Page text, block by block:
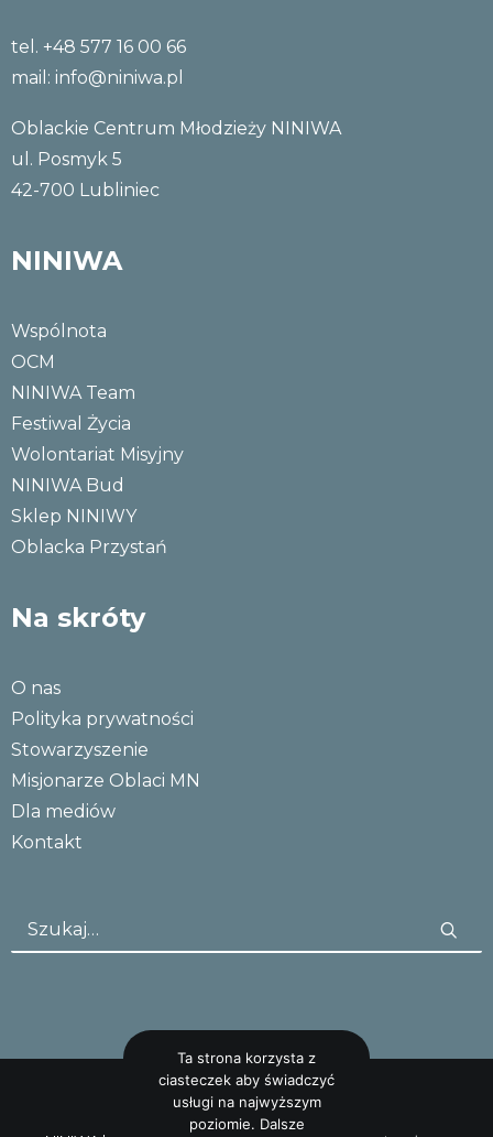
tel. +48 577 16 00 66
mail: info@niniwa.pl
Oblackie Centrum Młodzieży NINIWA
ul. Posmyk 5
42-700 Lubliniec
NINIWA
Wspólnota
OCM
NINIWA Team
Festiwal Życia
Wolontariat Misyjny
NINIWA Bud
Sklep NINIWY
Oblacka Przystań
Na skróty
O nas
Polityka prywatności
Stowarzyszenie
Misjonarze Oblaci MN
Dla mediów
Kontakt
Ta strona korzysta z
ciasteczek aby świadczyć
usługi na najwyższym
poziomie. Dalsze